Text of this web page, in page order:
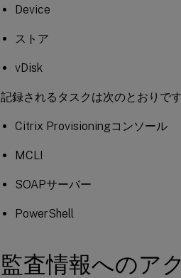
Device
ストア
vDisk
記録されるタスクは次のとおりです
Citrix Provisioningコンソール
MCLI
SOAPサーバー
PowerShell
監査情報へのア